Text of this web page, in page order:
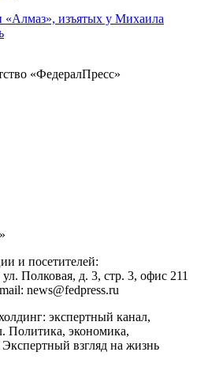
изъятых у Михаила
«ФедералПресс»
»
и посетителей:
ул. Полковая, д. 3, стр. 3, офис 211
news@fedpress.ru
экспертный канал,
Политика, экономика,
взгляд на жизнь